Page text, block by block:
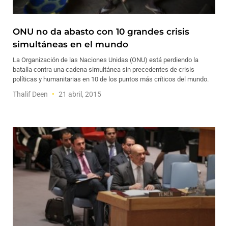
ONU no da abasto con 10 grandes crisis
simultáneas en el mundo
La Organización de las Naciones Unidas (ONU) está perdiendo la
batalla contra una cadena simultánea sin precedentes de crisis
políticas y humanitarias en 10 de los puntos más críticos del mundo.
Thalif Deen 21 abril, 2015